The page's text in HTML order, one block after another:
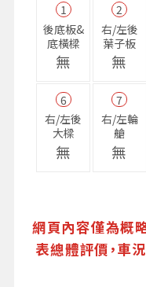
1
後底板&
底橫樑
無
2
右/左後
葉子板
無
6
右/左後
大樑
無
7
右/左輪
艙
無
網頁內容僅為概
表總體評價，車